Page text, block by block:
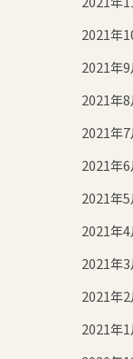
2021年
2021年
2021年
2021年
2021年
2021年
2021年
2021年
2021年
2021年